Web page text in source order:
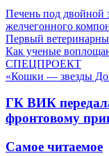
Печень под двойной
желчегонного
Первый
Как ученые
СПЕЦПРОЕКТ
«Кошки — звезды
ГК ВИК
фронтовому
Самое читаемое